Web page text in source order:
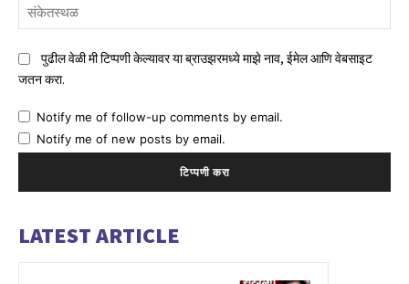
पुढील वेळी मी टिप्पणी केल्यावर या ब्राउझरमध्ये माझे नाव, ईमेल आणि वेबसाइट
जतन करा.
Notify me of follow-up comments by email.
Notify me of new posts by email.
LATEST ARTICLE